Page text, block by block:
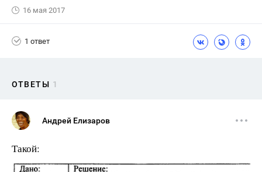
16 мая 2017
1 ответ
ОТВЕТЫ 1
Андрей Елизаров
Такой: